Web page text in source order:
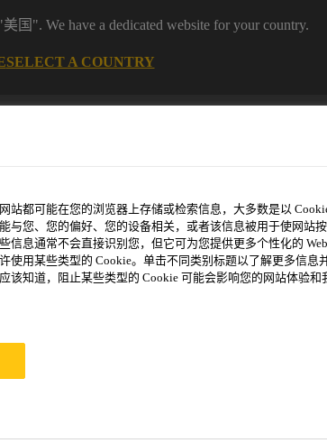
国". We have a dedicated website for your country.
SELECT A COUNTRY
站都可能在您的浏览器上存储或检索信息，大多数是以
与您、您的偏好、您的设备相关，或者该信息被用于使网站
信息通常不会直接识别您，但它可为您提供更多个性化的
使用某些类型的 Cookie。单击不同类别标题以了解更多信息
该知道，阻止某些类型的 Cookie 可能会影响您的网站体验和